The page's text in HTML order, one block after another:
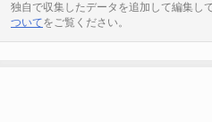
独自で収集したデータを追加して編集し
ついてをご覧ください。